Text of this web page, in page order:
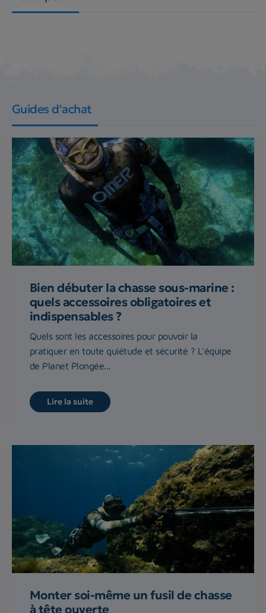
Guides d'achat
Bien débuter la chasse sous-marine :
quels accessoires obligatoires et
indispensables ?
Quels sont les accessoires pour pouvoir la
pratiquer en toute quiétude et sécurité ? L'équipe
de Planet Plongée...
Lire la suite
Monter soi-même un fusil de chasse
à tête ouverte